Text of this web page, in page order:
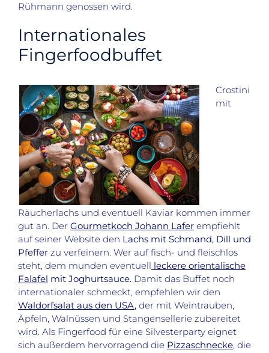
Rühmann genossen wird.
Internationales
Fingerfoodbuffet
Crostini
mit
Räucherlachs und eventuell Kaviar kommen immer
gut an. Der Gourmetkoch Johann Lafer empfiehlt
auf seiner Website den Lachs mit Schmand, Dill und
Pfeffer zu verfeinern. Wer auf fisch- und fleischlos
steht, dem munden eventuell leckere orientalische
Falafel mit Joghurtsauce. Damit das Buffet noch
internationaler schmeckt, empfehlen wir den
Waldorfsalat aus den USA, der mit Weintrauben,
Äpfeln, Walnüssen und Stangensellerie zubereitet
wird. Als Fingerfood für eine Silvesterparty eignet
sich außerdem hervorragend die Pizzaschnecke, die